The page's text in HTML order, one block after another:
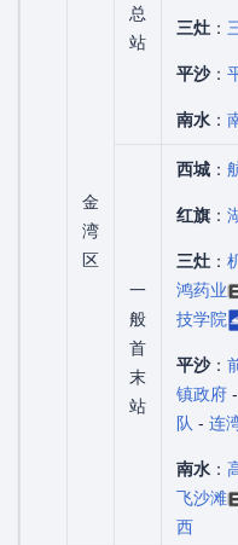
金
湾
区
总
站
三灶 ：
平沙：
南水 ：
一
般
首
末
站
西城 ：
红旗 ：
三灶 ：
鸿药业
技学院
平沙：
镇政府 -
队 - 连
南水 ：
飞沙滩
西